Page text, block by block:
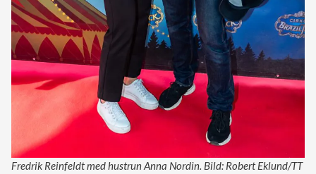
Fredrik Reinfeldt med hustrun Anna Nordin. Bild: Robert Eklund/TT